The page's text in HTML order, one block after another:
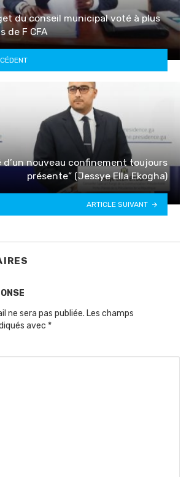
du conseil municipal voté à plus
de F CFA
d’un nouveau confinement toujours
présente” (Jessye Ella Ekogha)
ARTICLE SUIVANT
ne sera pas publiée. Les champs
avec *